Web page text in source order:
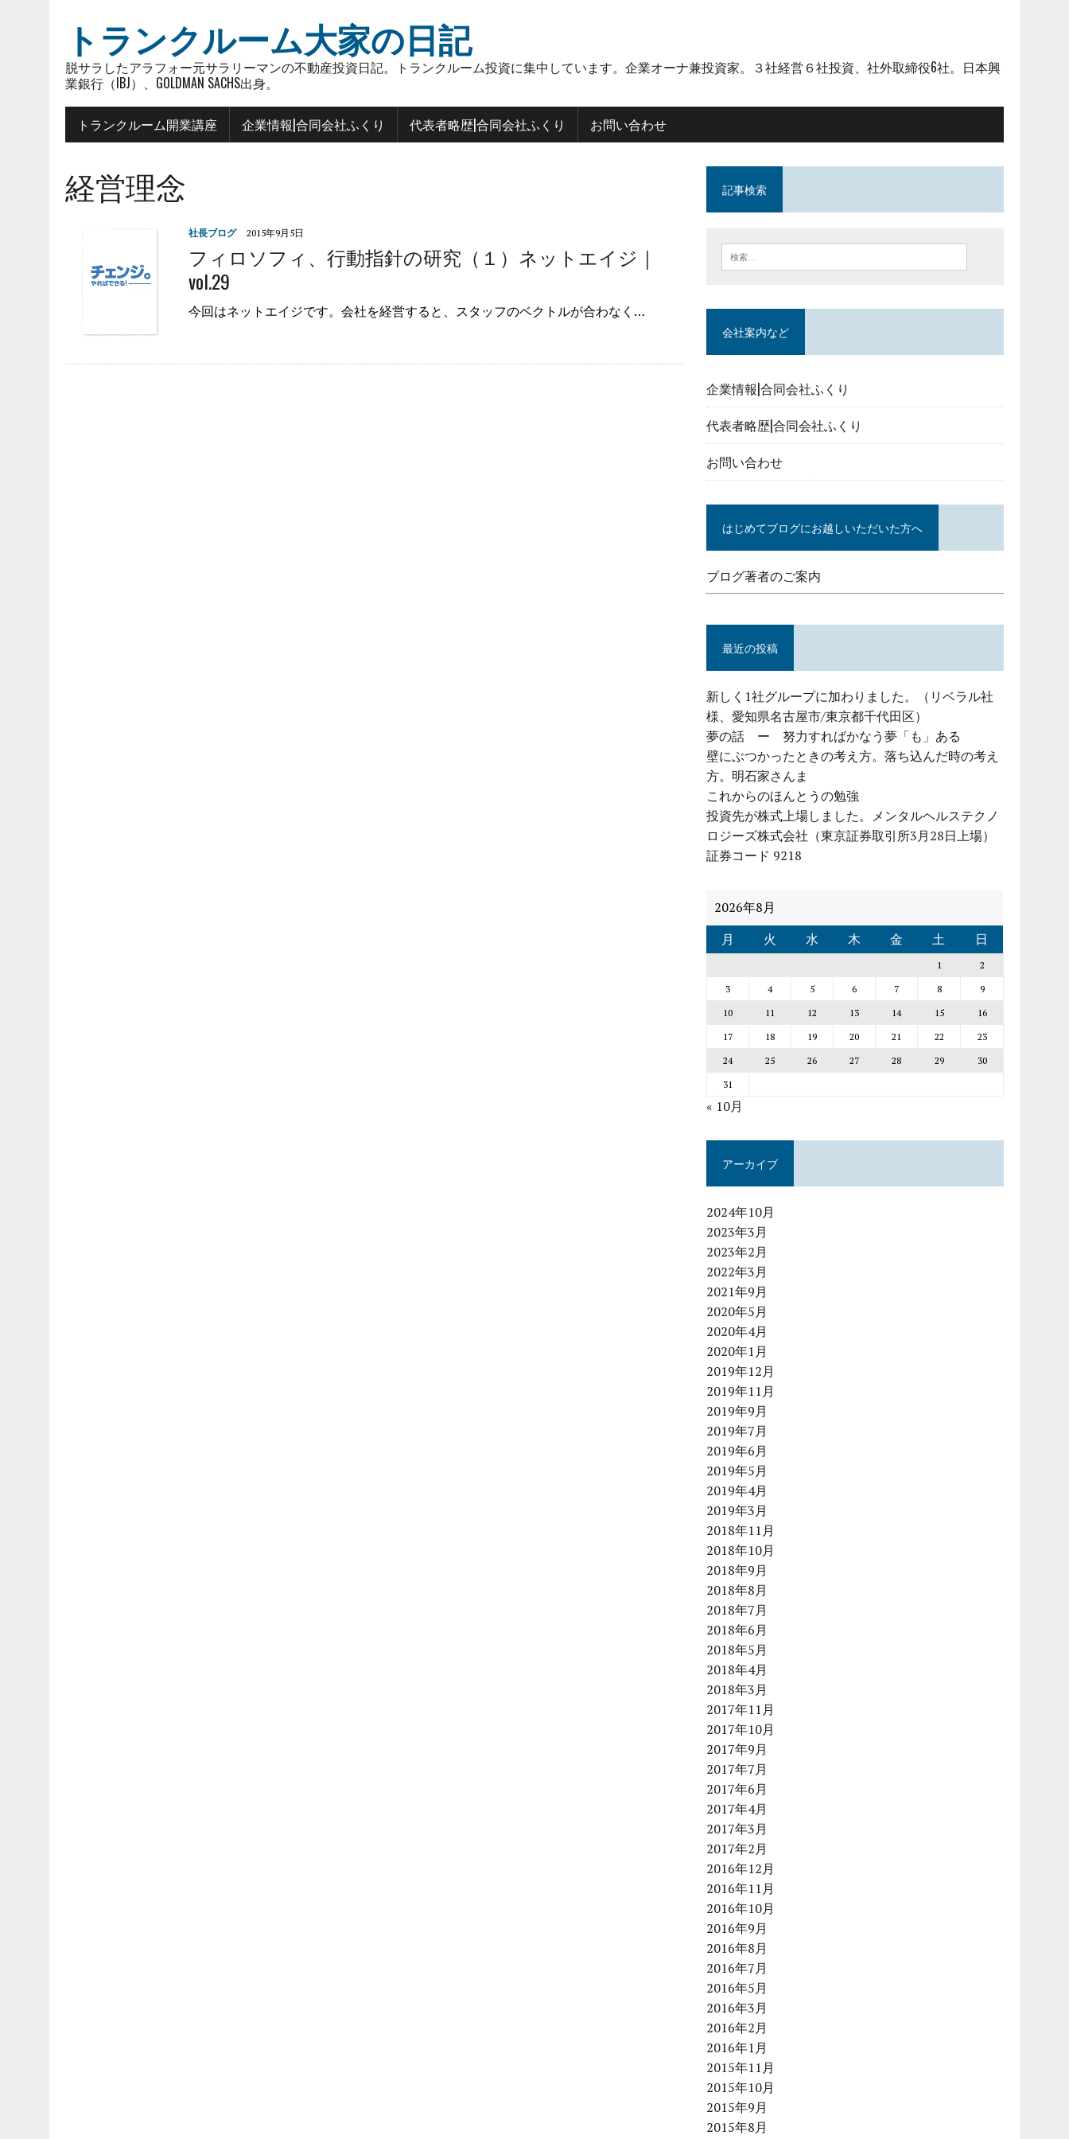
トランクルーム大家の日記
脱サラしたアラフォー元サラリーマンの不動産投資日記。トランクルーム投資に集中しています。企業オーナ兼投資家。３社経営６社投資、社外取締役6社。日本興
業銀行（IBJ）、GOLDMAN SACHS出身。
トランクルーム開業講座 企業情報|合同会社ふくり 代表者略歴|合同会社ふくり お問い合わせ
経営理念
社長ブログ 2015年9月5日
フィロソフィ、行動指針の研究（１）ネットエイジ｜
vol.29
今回はネットエイジです。会社を経営すると、スタッフのベクトルが合わなく…
記事検索
会社案内など
企業情報|合同会社ふくり
代表者略歴|合同会社ふくり
お問い合わせ
はじめてブログにお越しいただいた方へ
ブログ著者のご案内
最近の投稿
新しく1社グループに加わりました。（リベラル社
様、愛知県名古屋市/東京都千代田区）
夢の話 ー 努力すればかなう夢「も」ある
壁にぶつかったときの考え方。落ち込んだ時の考え
方。明石家さんま
これからのほんとうの勉強
投資先が株式上場しました。メンタルヘルステクノ
ロジーズ株式会社（東京証券取引所3月28日上場）
証券コード 9218
2026年8月
月
火 水 木 金 土 日
1
2
3
4 5 6 7 8
9
10
11 12 13 14 15
16
17
18 19 20 21 22
23
24
25 26 27 28 29
30
31
« 10月
アーカイブ
2024年10月
2023年3月
2023年2月
2022年3月
2021年9月
2020年5月
2020年4月
2020年1月
2019年12月
2019年11月
2019年9月
2019年7月
2019年6月
2019年5月
2019年4月
2019年3月
2018年11月
2018年10月
2018年9月
2018年8月
2018年7月
2018年6月
2018年5月
2018年4月
2018年3月
2017年11月
2017年10月
2017年9月
2017年7月
2017年6月
2017年4月
2017年3月
2017年2月
2016年12月
2016年11月
2016年10月
2016年9月
2016年8月
2016年7月
2016年5月
2016年3月
2016年2月
2016年1月
2015年11月
2015年10月
2015年9月
2015年8月